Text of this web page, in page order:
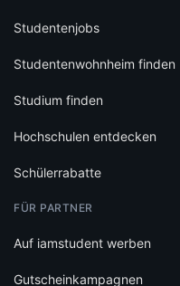
Studentenjobs
Studentenwohnheim finden
Studium finden
Hochschulen entdecken
Schülerrabatte
FÜR PARTNER
Auf iamstudent werben
Gutscheinkampagnen